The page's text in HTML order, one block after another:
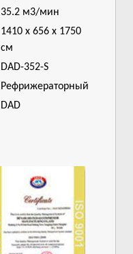
35.2 м3/мин
1410 х 656 х 1750
см
DAD-352-S
Рефрижераторный
DAD